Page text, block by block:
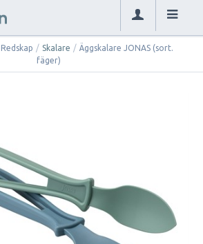
Redskap / Skalare / Äggskalare JONAS (sort.
fäger)